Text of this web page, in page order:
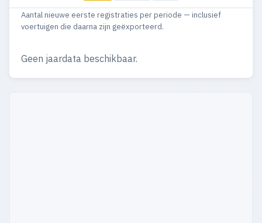
Aantal nieuwe eerste registraties per periode — inclusief
voertuigen die daarna zijn geëxporteerd.
Geen jaardata beschikbaar.